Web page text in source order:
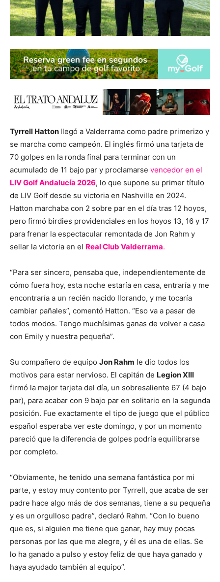
Tyrrell Hatton llegó a Valderrama como padre primerizo y
se marcha como campeón. El inglés firmó una tarjeta de
70 golpes en la ronda final para terminar con un
acumulado de 11 bajo par y proclamarse vencedor en el
LIV Golf Andalucía 2026, lo que supone su primer título
de LIV Golf desde su victoria en Nashville en 2024.
Hatton marchaba con 2 sobre par en el día tras 12 hoyos,
pero firmó birdies providenciales en los hoyos 13, 16 y 17
para frenar la espectacular remontada de Jon Rahm y
sellar la victoria en el Real Club Valderrama.
“Para ser sincero, pensaba que, independientemente de
cómo fuera hoy, esta noche estaría en casa, entraría y me
encontraría a un recién nacido llorando, y me tocaría
cambiar pañales”, comentó Hatton. “Eso va a pasar de
todos modos. Tengo muchísimas ganas de volver a casa
con Emily y nuestra pequeña”.
Su compañero de equipo Jon Rahm le dio todos los
motivos para estar nervioso. El capitán de Legion XIII
firmó la mejor tarjeta del día, un sobresaliente 67 (4 bajo
par), para acabar con 9 bajo par en solitario en la segunda
posición. Fue exactamente el tipo de juego que el público
español esperaba ver este domingo, y por un momento
pareció que la diferencia de golpes podría equilibrarse
por completo.
“Obviamente, he tenido una semana fantástica por mi
parte, y estoy muy contento por Tyrrell, que acaba de ser
padre hace algo más de dos semanas, tiene a su pequeña
y es un orgulloso padre”, declaró Rahm. “Con lo bueno
que es, si alguien me tiene que ganar, hay muy pocas
personas por las que me alegre, y él es una de ellas. Se
lo ha ganado a pulso y estoy feliz de que haya ganado y
haya ayudado también al equipo”.